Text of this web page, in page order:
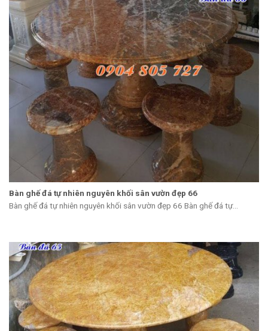
Bàn ghế đá tự nhiên nguyên khối sân vườn đẹp 66
Bàn ghế đá tự nhiên nguyên khối sân vườn đẹp 66 Bàn ghế đá tự...